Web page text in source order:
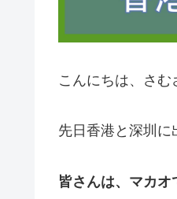
こんにちは、さむ
先日香港と深圳に
皆さんは、マカオ